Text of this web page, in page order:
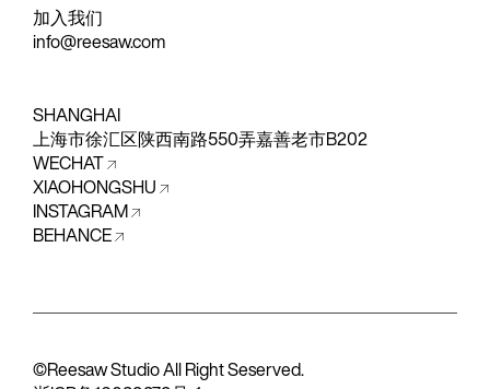
加入我们
info@reesaw.com
SHANGHAI
上海市徐汇区陕西南路550弄嘉善老市B202
WECHAT
XIAOHONGSHU
INSTAGRAM
BEHANCE
©Reesaw Studio All Right Seserved.